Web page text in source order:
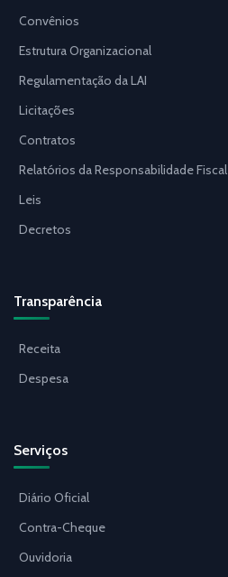
Convênios
Estrutura Organizacional
Regulamentação da LAI
Licitações
Contratos
Relatórios da Responsabilidade Fiscal
Leis
Decretos
Transparência
Receita
Despesa
Serviços
Diário Oficial
Contra-Cheque
Ouvidoria